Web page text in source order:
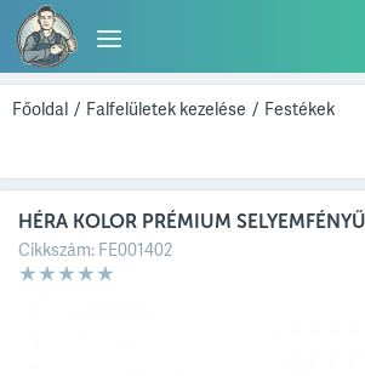
TERMÉKEK
AJÁNLATUNK
Főoldal / Falfelületek kezelése / Festékek
HÉRA KOLOR PRÉMIUM
Cikkszám: FE001402